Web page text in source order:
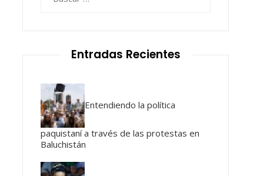
Entradas Recientes
Entendiendo la política
paquistaní a través de las protestas en
Baluchistán